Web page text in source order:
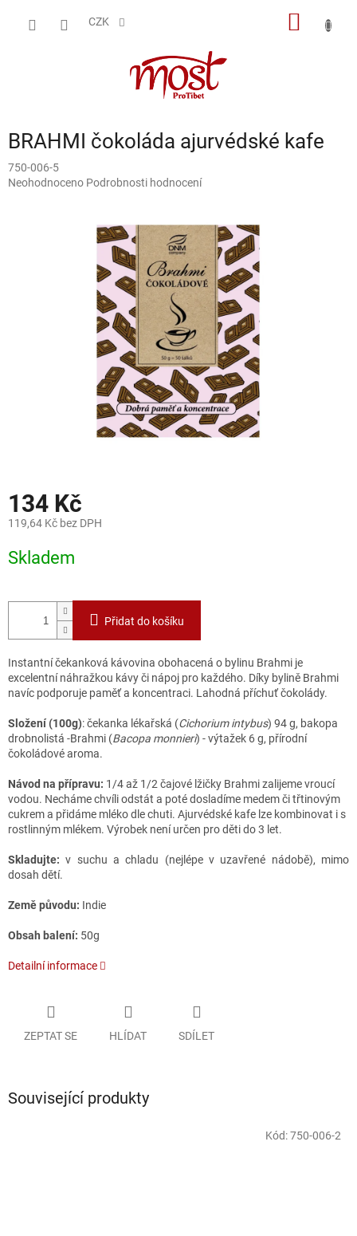
CZK
BRAHMI čokoláda ajurvédské kafe
750-006-5
Průměrné
Neohodnoceno Podrobnosti hodnocení
134 Kč
119,64 Kč bez DPH
cena:
Skladem
Přidat do košíku
Instantní čekanková kávovina obohacená o bylinu Brahmi je
excelentní náhražkou kávy či nápoj pro každého. Díky bylině Brahmi
navíc podporuje paměť a koncentraci. Lahodná příchuť čokolády.
Složení (100g): čekanka lékařská (Cichorium intybus) 94 g, bakopa
drobnolistá -Brahmi (Bacopa monnieri) - výtažek 6 g, přírodní
čokoládové aroma.
Návod na přípravu: 1/4 až 1/2 čajové lžičky Brahmi zalijeme vroucí
vodou. Necháme chvíli odstát a poté dosladíme medem či třtinovým
cukrem a přidáme mléko dle chuti. Ajurvédské kafe lze kombinovat i s
rostlinným mlékem. Výrobek není určen pro děti do 3 let.
Skladujte: v suchu a chladu (nejlépe v uzavřené nádobě), mimo
dosah dětí.
Země původu: Indie
Obsah balení: 50g
Detailní informace
ZEPTAT SE HLÍDAT SDÍLET
Související produkty
Kód:750-006-2